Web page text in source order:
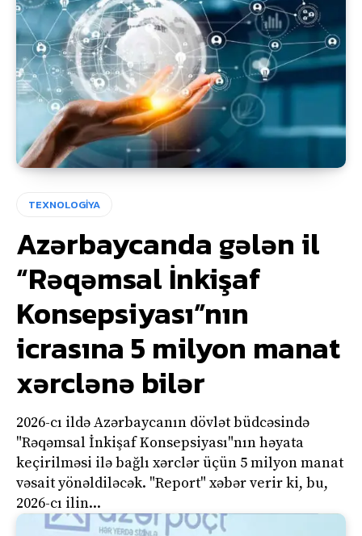
TEXNOLOGİYA
Azərbaycanda gələn il
“Rəqəmsal İnkişaf
Konsepsiyası”nın
icrasına 5 milyon manat
xərclənə bilər
2026-cı ildə Azərbaycanın dövlət büdcəsində
"Rəqəmsal İnkişaf Konsepsiyası"nın həyata
keçirilməsi ilə bağlı xərclər üçün 5 milyon manat
vəsait yönəldiləcək. "Report" xəbər verir ki, bu,
2026-cı ilin...